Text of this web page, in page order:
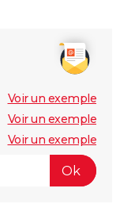
Voir un exemple
Voir un exemple
Voir un exemple